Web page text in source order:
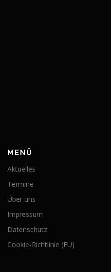
MENÜ
Aktuelles
Termine
Über uns
Impressum
Datenschutz
Cookie-Richtlinie (EU)